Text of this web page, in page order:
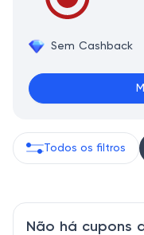
Sem Cashback
Todos os filtros
Não há cupons